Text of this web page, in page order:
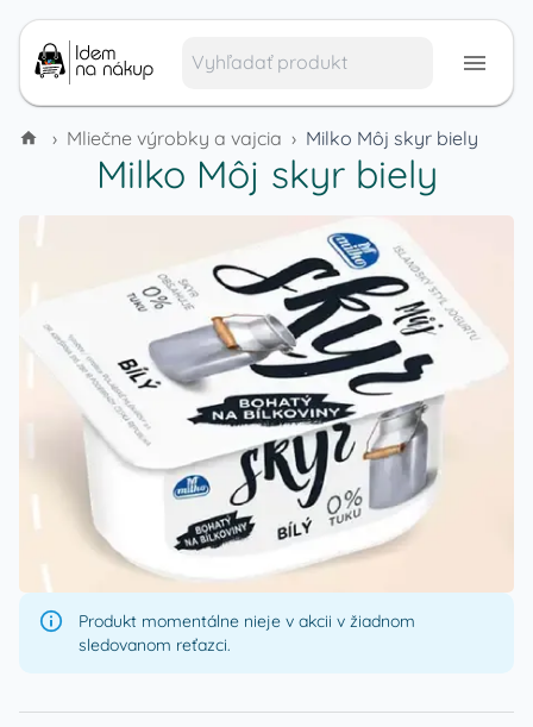
› Mliečne výrobky a vajcia › Milko Môj skyr biely
Milko Môj skyr biely
Produkt momentálne nieje v akcii v žiadnom
sledovanom reťazci.